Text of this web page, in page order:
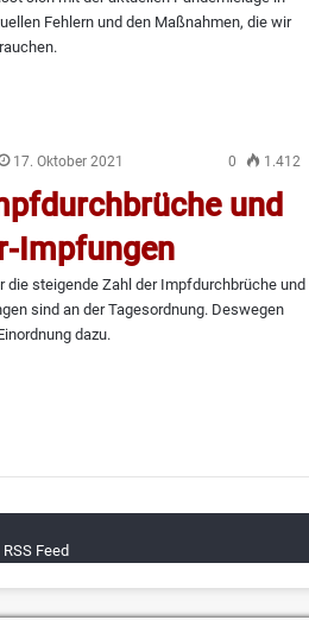
Fehlern und den Maßnahmen, die wir
17. Oktober 2021 0 1.412
und
Impfungen
die steigende Zahl der Impfdurchbrüche und
sind an der Tagesordnung. Deswegen
dazu.
RSS Feed